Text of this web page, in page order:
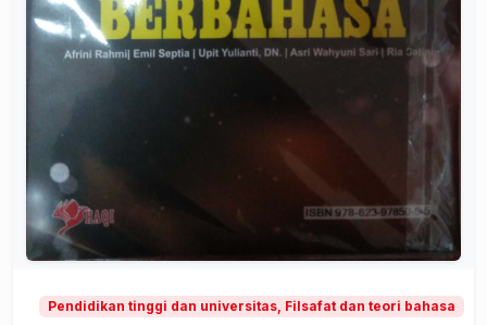
Pendidikan tinggi dan universitas, Filsafat dan teori bahasa